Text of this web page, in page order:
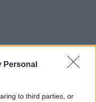
Personal
to third parties, or